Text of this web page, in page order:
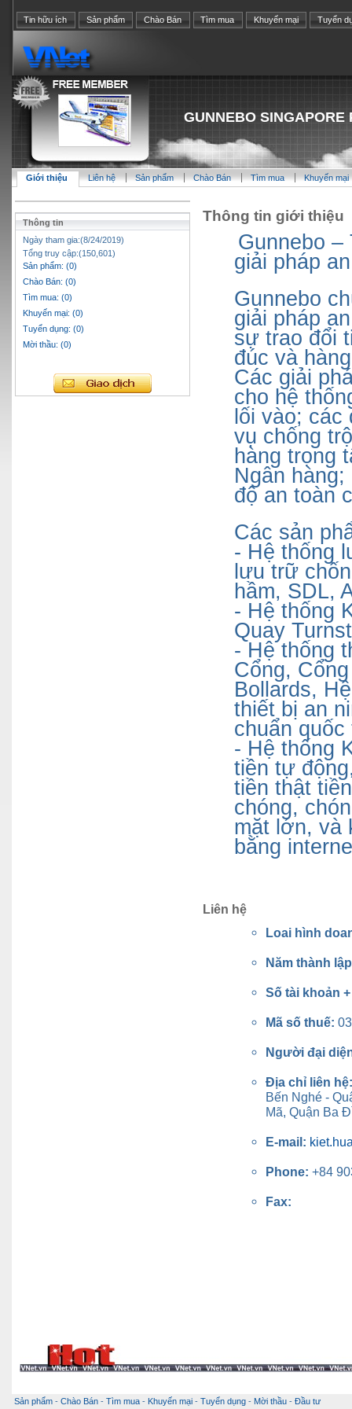
Tin hữu ích Sản phẩm Chào Bán Tìm mua Khuyến mại Tuyển
GUNNEBO SINGAPORE
Giới thiệu Liên hệ Sản phẩm Chào Bán Tìm mua Khuyến mại
Thông tin
Ngày tham gia:(8/24/2019)
Tổng truy cập:(150,601)
Sản phẩm: (0)
Chào Bán: (0)
Tìm mua: (0)
Khuyến mại: (0)
Tuyển dụng: (0)
Mời thầu: (0)
Thông tin giới thiệu
Gunnebo –
giải pháp
Gunnebo
giải pháp
sự trao đổi
đúc và
Các giải
cho hệ
lối vào; các
vụ chống
hàng trọng
Ngân
độ an toàn
Các sản
- Hệ thống
lưu trữ
hầm, SDL,
- Hệ thống
Quay
- Hệ thống
Cổng,
Bollards,
thiết bị an
chuẩn quốc
- Hệ thống
tiền tự
tiền thật
chóng,
mặt lớn, và
bằng
Liên hệ
Loai hình
Năm thành
Số tài khoản
Mã số thuế:
Người đại
Địa chỉ liên
Bến Nghé -
Mã, Quận Ba
E-mail:
Phone: +84
Fax:
Sản phẩm - Chào Bán - Tìm mua - Khuyến mại - Tuyển dụng - Mời thầu - Đầu tư